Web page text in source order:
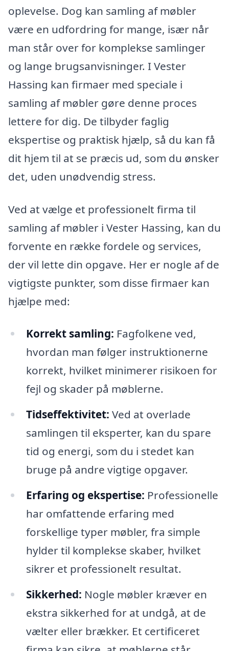
oplevelse. Dog kan samling af møbler
være en udfordring for mange, især når
man står over for komplekse samlinger
og lange brugsanvisninger. I Vester
Hassing kan firmaer med speciale i
samling af møbler gøre denne proces
lettere for dig. De tilbyder faglig
ekspertise og praktisk hjælp, så du kan få
dit hjem til at se præcis ud, som du ønsker
det, uden unødvendig stress.
Ved at vælge et professionelt firma til
samling af møbler i Vester Hassing, kan du
forvente en række fordele og services,
der vil lette din opgave. Her er nogle af de
vigtigste punkter, som disse firmaer kan
hjælpe med:
Korrekt samling: Fagfolkene ved,
hvordan man følger instruktionerne
korrekt, hvilket minimerer risikoen for
fejl og skader på møblerne.
Tidseffektivitet: Ved at overlade
samlingen til eksperter, kan du spare
tid og energi, som du i stedet kan
bruge på andre vigtige opgaver.
Erfaring og ekspertise: Professionelle
har omfattende erfaring med
forskellige typer møbler, fra simple
hylder til komplekse skaber, hvilket
sikrer et professionelt resultat.
Sikkerhed: Nogle møbler kræver en
ekstra sikkerhed for at undgå, at de
vælter eller brækker. Et certificeret